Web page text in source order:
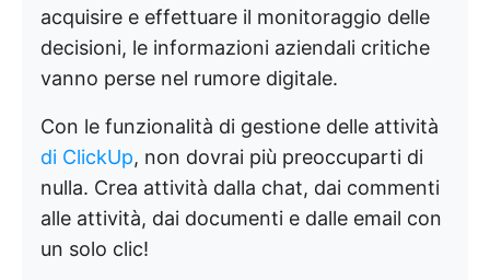
acquisire e effettuare il monitoraggio delle
decisioni, le informazioni aziendali critiche
vanno perse nel rumore digitale.
Con le funzionalità di gestione delle attività
di ClickUp, non dovrai più preoccuparti di
nulla. Crea attività dalla chat, dai commenti
alle attività, dai documenti e dalle email con
un solo clic!